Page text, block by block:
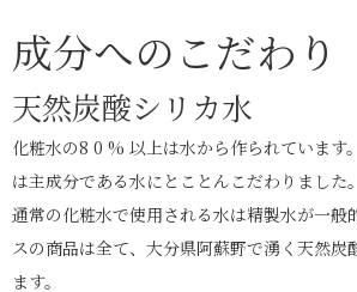
成分へのこだわり
天然炭酸シリカ⽔
化粧⽔の8 0 % 以上は水から作られています
は主成分である⽔にとことんこだわりました。
通常の化粧⽔で使⽤される⽔は精製⽔が⼀般
スの商品は全て、⼤分県阿蘇野で湧く天然炭
ます。